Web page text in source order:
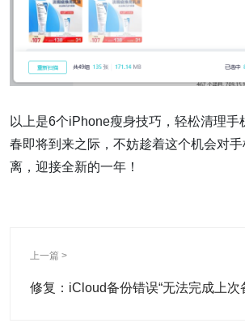
以上是6个iPhone瘦身技巧，轻松清理手
春即将到来之际，不妨趁着这个机会对
离，迎接全新的一年！
上一篇 >
修复：iCloud备份错误“无法完成上次